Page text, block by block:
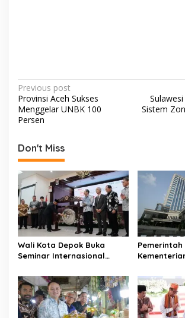
P
o
s
t
n
a
v
i
g
a
t
i
o
n
Previous post
Provinsi Aceh Sukses
Menggelar UNBK 100
Persen
Sistem
Don't Miss
Wali Kota Depok Buka
Seminar Internasional
Workshop 2023
Pemerintah
Mencapai